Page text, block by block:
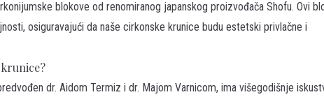
blokove od renomiranog japanskog proizvođača Shofu. Ovi
osiguravajući da naše cirkonske krunice budu estetski privlačne i
dr. Aidom Termiz i dr. Majom Varnicom, ima višegodišnje